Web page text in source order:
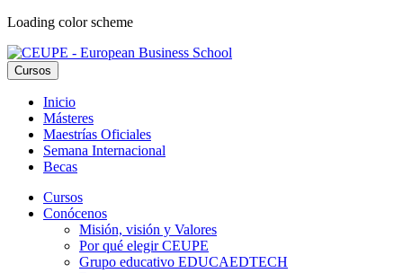
Loading color scheme
Cursos
Inicio
Másteres
Maestrías Oficiales
Semana Internacional
Becas
Cursos
Conócenos
Misión, visión y Valores
Por qué elegir CEUPE
Grupo educativo EDUCAEDTECH